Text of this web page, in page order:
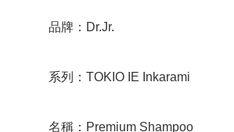
品牌：Dr.Jr.
系列：TOKIO IE Inkarami
名稱：Premium Shampoo